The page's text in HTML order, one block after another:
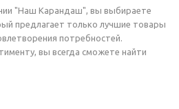
"Наш Карандаш", вы выбираете
предлагает только лучшие товары
потребностей.
вы всегда сможете найти